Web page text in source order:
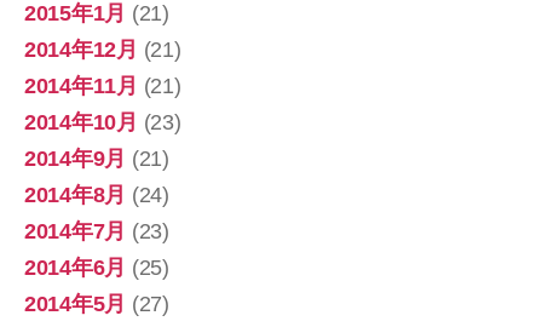
2015年1月 (21)
2014年12月 (21)
2014年11月 (21)
2014年10月 (23)
2014年9月 (21)
2014年8月 (24)
2014年7月 (23)
2014年6月 (25)
2014年5月 (27)